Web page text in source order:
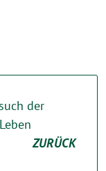
der
ZURÜCK